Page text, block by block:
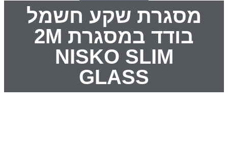
מסגרת שקע חשמל
בודד במסגרת 2M
NISKO SLIM
GLASS